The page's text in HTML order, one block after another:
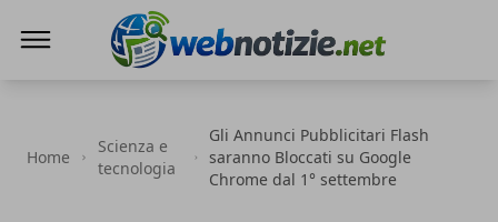
Home
Scienza e
tecnologia
Gli Annunci Pubblicitari Flash
saranno Bloccati su Google
Chrome dal 1° settembre